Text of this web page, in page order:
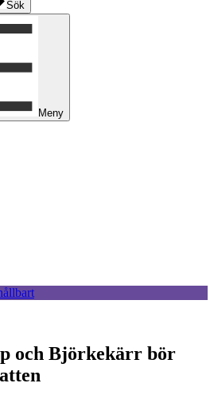
Sök
Meny
och Björkekärr bör